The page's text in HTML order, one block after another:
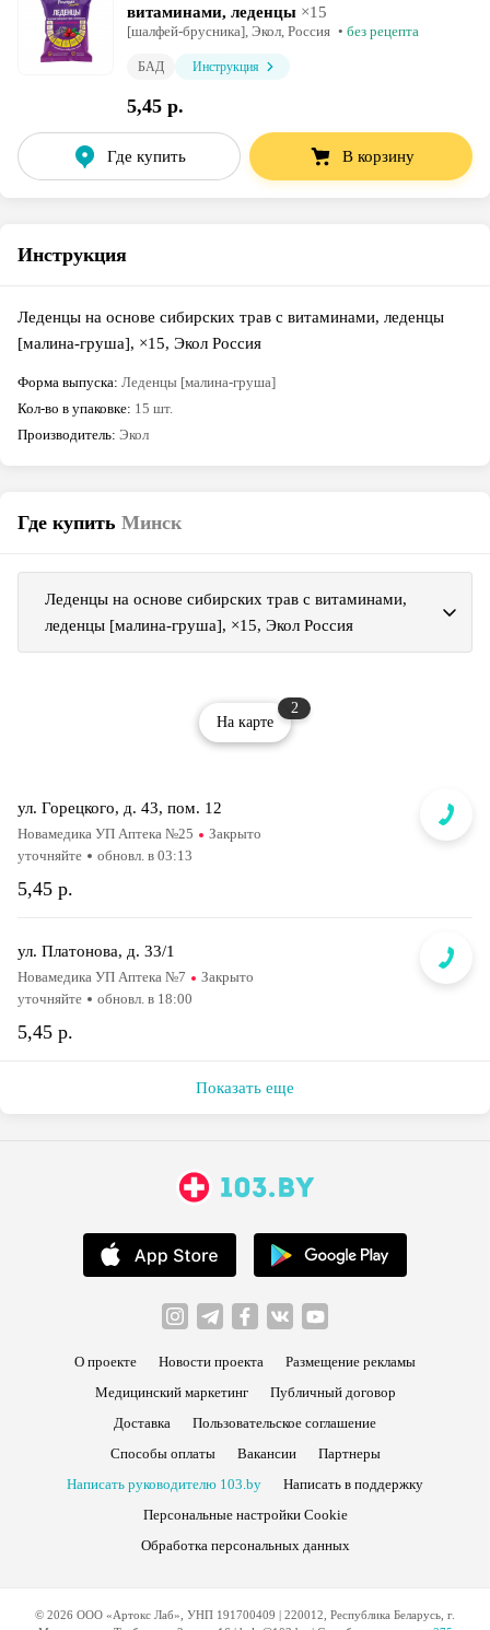
витаминами, леденцы ×15
[шалфей-брусника], Экол, Россия • без рецепта
БАД Инструкция
5,45 р.
Где купить В корзину
Инструкция
Леденцы на основе сибирских трав с витаминами, леденцы
[малина-груша], ×15, Экол Россия
Форма выпуска: Леденцы [малина-груша]
Кол-во в упаковке: 15 шт.
Производитель: Экол
Где купить Минск
Леденцы на основе сибирских трав с витаминами,
леденцы [малина-груша], ×15, Экол Россия
На карте
2
ул. Горецкого, д. 43, пом. 12
Новамедика УП Аптека №25 Закрыто
5,45 р.
уточняйте обновл. в 03:13
ул. Платонова, д. 33/1
Новамедика УП Аптека №7 Закрыто
5,45 р.
уточняйте обновл. в 18:00
Показать еще
О проекте Новости проекта
Размещение рекламы
Медицинский маркетинг
Публичный договор
Доставка
Пользовательское соглашение
Способы оплаты
Вакансии
Партнеры
Написать руководителю 103.by
Написать в поддержку
Персональные настройки Cookie
Обработка персональных данных
© 2026 ООО «Артокс Лаб», УНП 191700409 | 220012, Республика Беларусь, г.